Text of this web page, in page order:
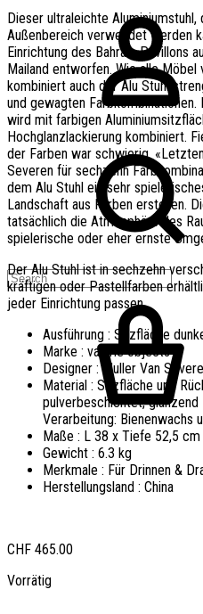
Dieser ultraleichte
Außenbereich verwendet werden
Einrichtung des Bahrain-Pavillons
Mailand entworfen. Wie alle Möbel
kombiniert auch der Alu Stuhl
und gewagten
wird mit farbigen
Hochglanzlackierung kombiniert.
der Farben war schwierig.
Severen für sechzehn
dem Alu Stuhl ein sehr
Landschaft aus Farben erstellen.
tatsächlich die Atmosphäre des
spielerische oder eher ernste
Der Alu Stuhl ist in sechzehn
kräftigen oder Pastellfarben
jeder Einrichtung passen.
Ausführung : Sitzfläche
Marke : valerie objects
Designer : Muller Van
Material : Sitzfläche und
pulverbeschichtet, glänzend
Verarbeitung: Bienenwachs
Maße : L 38 x Tiefe 52,5
Gewicht : 6.3 kg
Merkmale : Für Drinnen &
Herstellungsland : China
CHF 465.00
Vorrätig